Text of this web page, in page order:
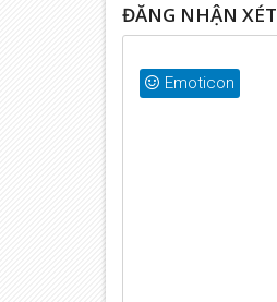
ĐĂNG NHẬN XÉT
Emoticon